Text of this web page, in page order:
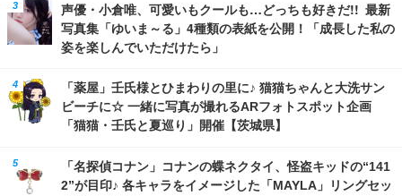
声優・小倉唯、可愛いもクールも…どっちも好きだ!! 最新
写真集「ゆいま～る」4種類の表紙を公開！「成長した私の
姿を楽しんでいただけたら」
「薬屋」壬氏様とひまわりの里に♪ 猫猫ちゃんと大洗サン
ビーチに☆ 一緒に写真が撮れるARフォトスポット企画
「猫猫・壬氏と夏巡り」開催【茨城県】
「名探偵コナン」コナンの蝶ネクタイ、怪盗キッドの“141
2”が目印♪ 各キャラをイメージした「MAYLA」リングセッ